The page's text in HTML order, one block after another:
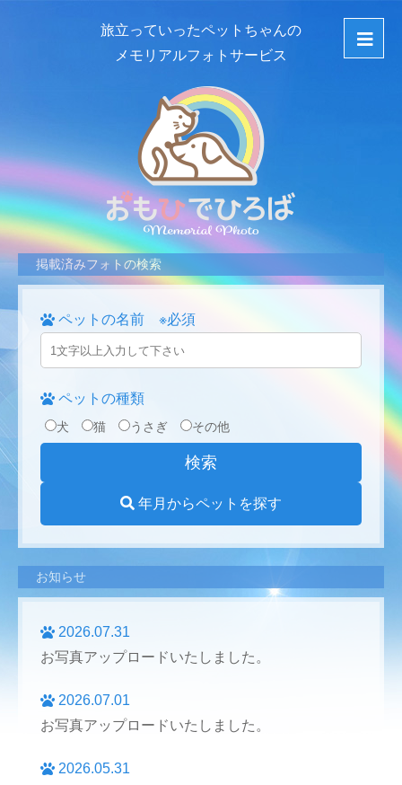
旅立っていったペットちゃんの
メモリアルフォトサービス
掲載済みフォトの検索
ペットの名前 ※必須
ペットの種類
犬 猫 うさぎ その他
年月からペットを探す
お知らせ
2026.07.31
お写真アップロードいたしました。
2026.07.01
お写真アップロードいたしました。
2026.05.31